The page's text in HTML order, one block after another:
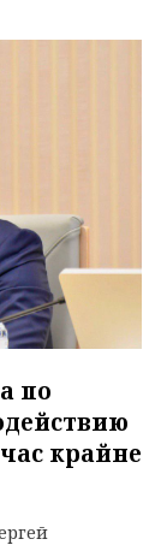
по
крайне